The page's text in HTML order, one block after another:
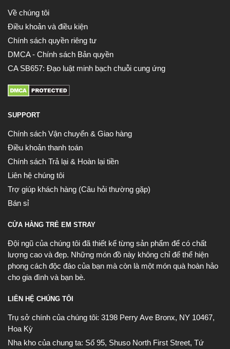
Về chúng tôi
Điều khoản và điều kiện
Chính sách quyền riêng tư
DMCA - Chính sách Bản quyền
CA SB657: Đạo luật minh bạch chuỗi cung ứng
SUPPORT
Chính sách Vận chuyển & Giao hàng
Điều khoản thanh toán
Chính sách Trả lại & Hoàn lại tiền
Liên hệ chúng tôi
Trợ giúp khách hàng (Câu hỏi thường gặp)
Bán sỉ
CỬA HÀNG TRẺ EM STRAY
Đội ngũ của chúng tôi đã thiết kế từng sản phẩm để có chất
lượng cao và đẹp. Những món đồ này không chỉ để thể hiện
phong cách độc đáo của bạn mà còn là một món quà hoàn hảo
cho gia đình và bạn bè.
LIÊN HỆ CHÚNG TÔI
Trụ sở chính của chúng tôi: 3198 Perry Ave Bronx, NY 10467,
Hoa Kỳ
Nha kho của chung ta: Số 95, Shuso North First Street, Tứ